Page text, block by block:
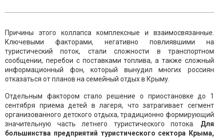
Причины этого коллапса комплексные и взаимосвязанные.
Ключевыми факторами, негативно повлиявшими на
туристический поток, стали сложности в транспортном
сообщении, перебои с поставками топлива, а также сложный
информационный фон, который вынудил многих россиян
отказаться от планов на семейный отдых в Крыму.
Отдельным фактором стало решение о приостановке до 1
сентября приема детей в лагеря, что затрагивает сегмент
организованного детского отдыха, традиционно формирующий
значительную часть летнего туристического потока. Для
большинства предприятий туристического сектора Крыма,